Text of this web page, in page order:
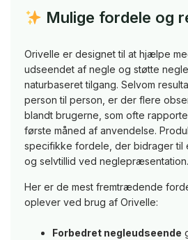
Mulige fordele og
Orivelle er designet til at hjælpe
udseendet af negle og støtte
naturbaseret tilgang. Selvom
person til person, er der flere
blandt brugerne, som ofte
første måned af anvendelse.
specifikke fordele, der bidrager
og selvtillid ved neglepræsentation.
Her er de mest fremtrædende
oplever ved brug af Orivelle:
Forbedret negleudseende